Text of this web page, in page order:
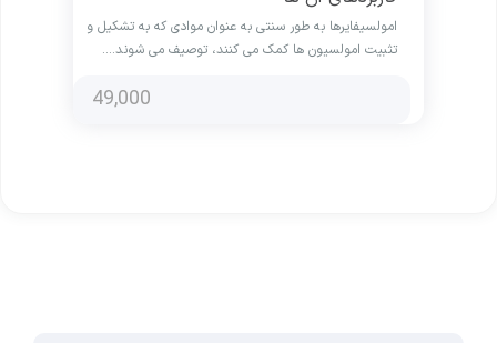
امولسیفایرها به طور سنتی به عنوان موادی که به تشکیل و
تثبیت امولسیون ها کمک می کنند، توصیف می شوند.…
49,000